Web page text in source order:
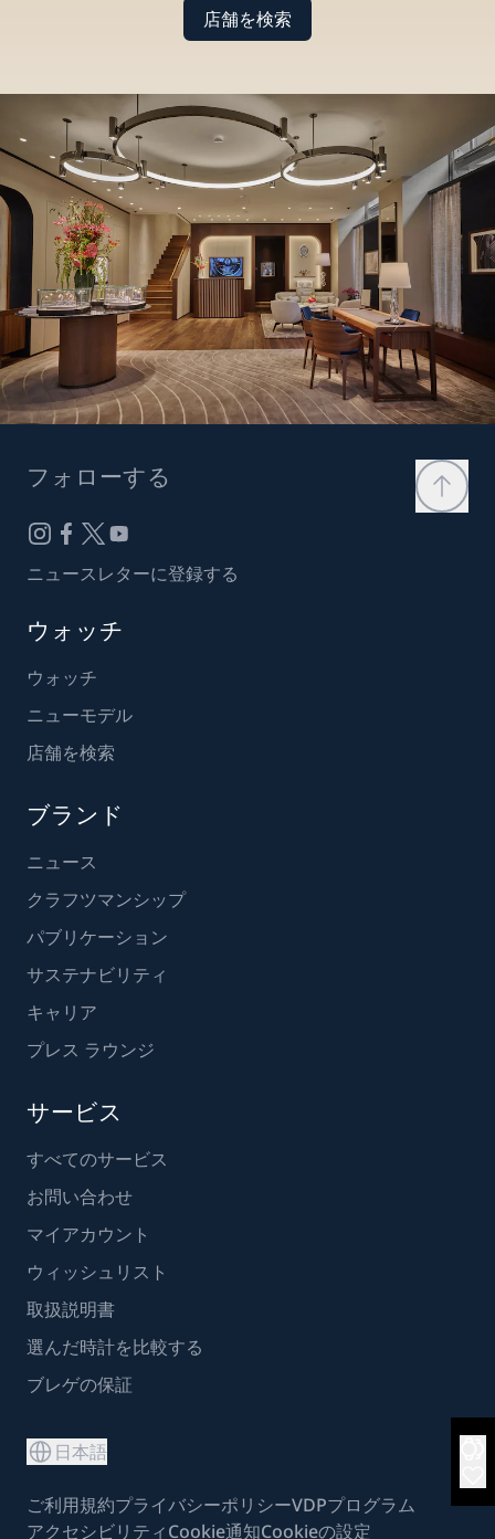
店舗を検索
フォローする
ニュースレターに登録する
ウォッチ
ウォッチ
ニューモデル
店舗を検索
ブランド
ニュース
クラフツマンシップ
パブリケーション
サステナビリティ
キャリア
プレス ラウンジ
サービス
すべてのサービス
お問い合わせ
マイアカウント
ウィッシュリスト
取扱説明書
選んだ時計を比較する
ブレゲの保証
日本語
ご利用規約プライバシーポリシーVDPプログラム
アクセシビリティCookie通知Cookieの設定